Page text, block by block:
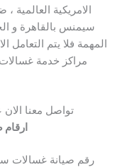
الامريكية العالمية
سيمنس بالقاهرة و
المهمة فلا يتم
مراكز خدمة
تواصل معنا الان عبر
رقم صيانة غسالات